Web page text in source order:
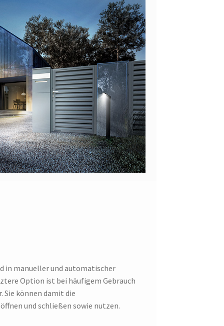
in manueller und automatischer
Option ist bei häufigem Gebrauch
können damit die
und schließen sowie nutzen.